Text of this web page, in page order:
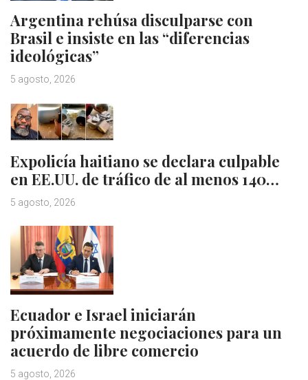
Argentina rehúsa disculparse con
Brasil e insiste en las “diferencias
ideológicas”
5 agosto, 2026
Expolicía haitiano se declara culpable
en EE.UU. de tráfico de al menos 140…
5 agosto, 2026
Ecuador e Israel iniciarán
próximamente negociaciones para un
acuerdo de libre comercio
5 agosto, 2026